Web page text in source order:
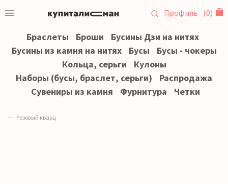
Профиль (0)
Браслеты Броши
Бусины Дзи на нитях
Бусины из камня на нитях
Бусы
Бусы - чокеры
Кольца, серьги
Кулоны
Наборы (бусы, браслет, серьги)
Распродажа
Сувениры из камня
Фурнитура Четки
Розовый кварц